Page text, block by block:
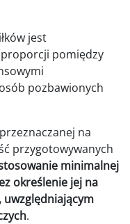
jest
pomiędzy
pozbawionych
na
przygotowywanych
minimalnej
określenie jej na
.